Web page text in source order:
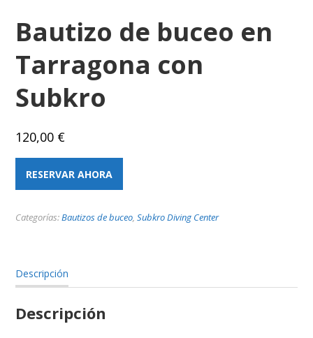
Bautizo de buceo en
Tarragona con
Subkro
120,00 €
RESERVAR AHORA
Categorías:Bautizos de buceo,Subkro Diving Center
Descripción
Descripción